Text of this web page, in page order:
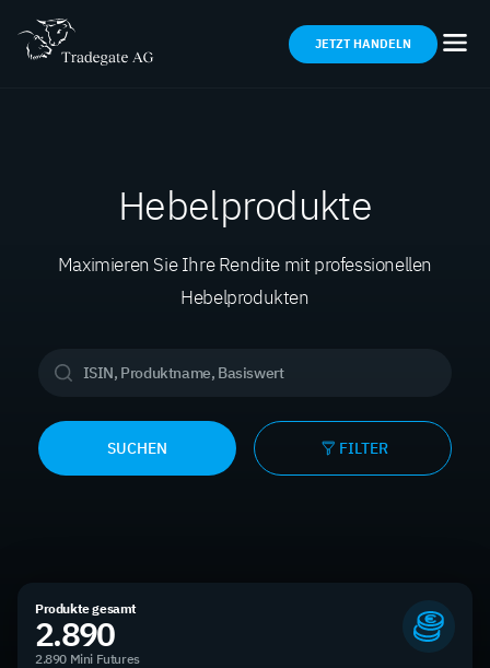
JETZT HANDELN
Hebelprodukte
Maximieren Sie Ihre Rendite mit professionellen
Hebelprodukten
SUCHEN FILTER
Produkte gesamt
2.890
2.890 Mini Futures